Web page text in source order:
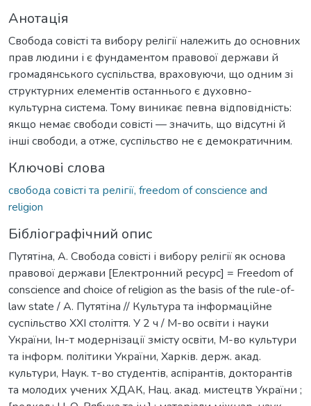
Анотація
Свобода совісті та вибору релігії належить до основних
прав людини і є фундаментом правової держави й
громадянського суспільства, враховуючи, що одним зі
структурних елементів останнього є духовно-
культурна система. Тому виникає певна відповідність:
якщо немає свободи совісті — значить, що відсутні й
інші свободи, а отже, суспільство не є демократичним.
Ключові слова
свобода совісті та релігії, freedom of conscience and
religion
Бібліографічний опис
Путятіна, А. Свобода совісті і вибору релігії як основа
правової держави [Електронний ресурс] = Freedom of
conscience and choice of religion as the basis of the rule-of-
law state / А. Путятіна // Культура та інформаційне
суспільство ХХІ століття. У 2 ч / М-во освіти і науки
України, Ін-т модернізації змісту освіти, М-во культури
та інформ. політики України, Харків. держ. акад.
культури, Наук. т-во студентів, аспірантів, докторантів
та молодих учених ХДАК, Нац. акад. мистецтв України ;